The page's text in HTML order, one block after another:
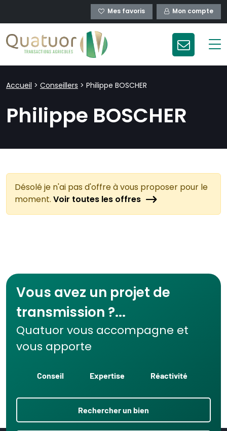
Mes favoris Mon compte
Accueil > Conseillers > Philippe BOSCHER
Philippe BOSCHER
Désolé je n'ai pas d'offre à vous proposer pour le
moment.Voir toutes les offres
Vous avez un projet de
transmission ?...
Quatuor vous accompagne et
vous apporte
Conseil Expertise Réactivité
Rechercher un bien